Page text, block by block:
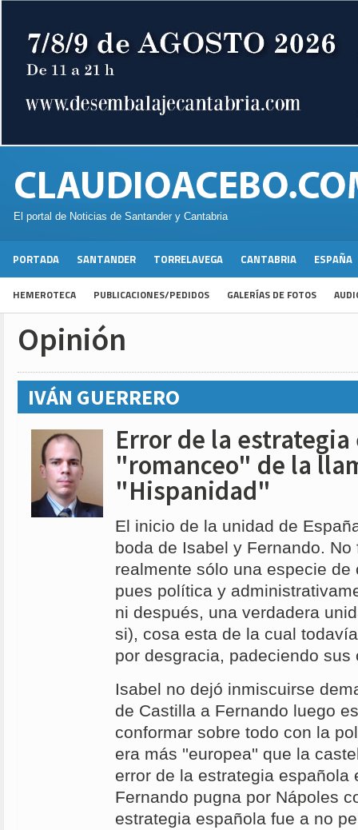
El portal de Noticias de Santander y Cantabria
PORTADA SANTANDER TORRELAVEGA CANTABRIA ESPAÑA
HEMEROTECA PUBLICACIONES/PEDIDOS GALERÍAS DE FOTOS
Opinión
IVÁN GUERRERO
Error de la
"romanceo" de la
"Hispanidad"
El inicio de la unidad de
boda de Isabel y Fernando. No
realmente sólo una especie
pues política y
ni después, una verdadera
si), cosa esta de la cual
por desgracia, padeciendo sus
Isabel no dejó inmiscuirse
de Castilla a Fernando luego
conformar sobre todo con la
era más ''europea'' que la
error de la estrategia española
Fernando pugna por Nápoles
estrategia española fue a no